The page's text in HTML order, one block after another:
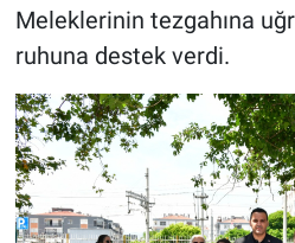
Meleklerinin tezgahına
ruhuna destek verdi.